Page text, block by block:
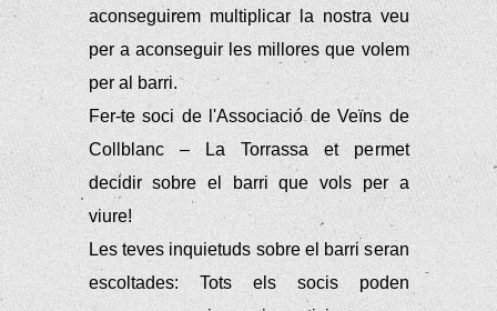
aconseguirem multiplicar la nostra veu
per a aconseguir les millores que volem
per al barri.
Fer-te soci de l'Associació de Veïns de
Collblanc – La Torrassa et permet
decidir sobre el barri que vols per a
viure!
Les teves inquietuds sobre el barri seran
escoltades: Tots els socis poden